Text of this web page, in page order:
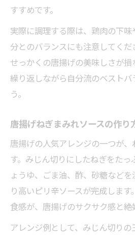
すすめです。
実際に調理する際は、鶏肉の下
分とのバランスにも注意してくだ
せっかくの唐揚げの美味しさが損
繰り返しながら自分流のベストバ
う。
唐揚げねぎまみれソースの作り
唐揚げの人気アレンジの一つが、
す。みじん切りにしたねぎをたっ
ょうゆ、ごま油、酢、砂糖など
り高いピリ辛ソースが完成します
食感が、唐揚げのサクサク感と絶
アレンジ例として、みじん切り